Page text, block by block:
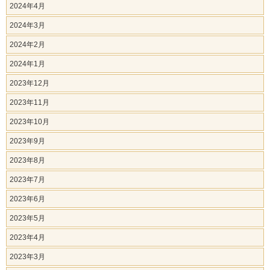
2024年4月
2024年3月
2024年2月
2024年1月
2023年12月
2023年11月
2023年10月
2023年9月
2023年8月
2023年7月
2023年6月
2023年5月
2023年4月
2023年3月